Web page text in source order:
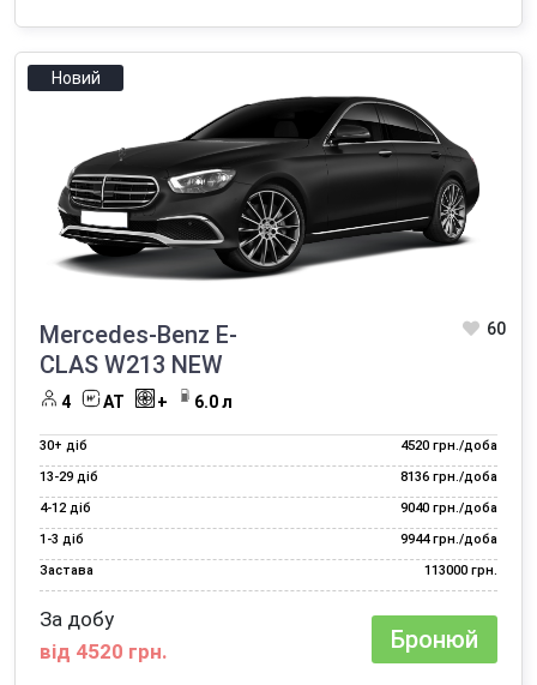
Новий
Mercedes-Benz E-
CLAS W213 NEW
60
4 AT + 6.0 л
30+ діб
4520 грн./доба
13‑29 діб
8136 грн./доба
4‑12 діб
9040 грн./доба
1‑3 діб
9944 грн./доба
Застава
113000 грн.
За добу
від 4520 грн.
Бронюй